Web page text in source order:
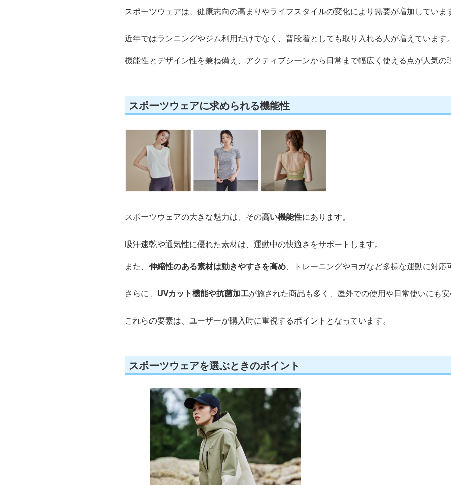
スポーツウェアは、健康志向の高まりやライフスタイルの変化により需要が増加していま
近年ではランニングやジム利用だけでなく、普段着としても取り入れる人が増えています
機能性とデザイン性を兼ね備え、アクティブシーンから日常まで幅広く使える点が人気の
スポーツウェアに求められる機能性
スポーツウェアの大きな魅力は、その高い機能性にあります。
吸汗速乾や通気性に優れた素材は、運動中の快適さをサポートします。
また、 伸縮性のある素材は動きやすさを高め、トレーニングやヨガなど多様な運動に対応
さらに、 UVカット機能や抗菌加工が施された商品も多く、屋外での使用や日常使いにも
これらの要素は、ユーザーが購入時に重視するポイントとなっています。
スポーツウェアを選ぶときのポイント